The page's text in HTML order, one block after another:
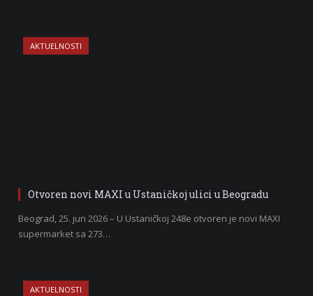
AKTUELNOSTI
Otvoren novi MAXI u Ustaničkoj ulici u Beogradu
Beograd, 25. jun 2026 – U Ustaničkoj 248e otvoren je novi MAXI
supermarket sa 273…
AKTUELNOSTI